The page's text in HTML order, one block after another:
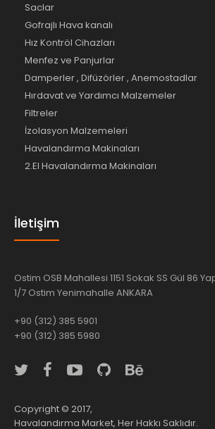
Saclar
Gofrajlı Hava kanalı
Hız Kontröl Cihazları
Menfez ve Panjurlar
Damperler , Difüzörler , Anemostadlar
Hırdavat ve Yardımcı Malzemeler
Filtreler
İzolasyon Malzemeleri
Havalandırma Makinaları
2.El Havalandırma Makinaları
İletişim
Ostim OSB Mahallesi 1151 Sokak SS Gül 86
1/7 Ostim Yenimahalle ANKARA
+90 (312) 385 5901
+90 (312) 385 5980
Copyright © 2017,
Havalandırma Market, Her Hakkı Saklıdır.